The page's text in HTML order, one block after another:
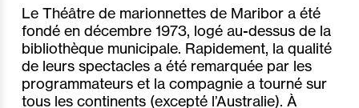
Le Théâtre de marionnettes de Maribor a été
fondé en décembre 1973, logé au-dessus de la
bibliothèque municipale. Rapidement, la qualité
de leurs spectacles a été remarquée par les
programmateurs et la compagnie a tourné sur
tous les continents (excepté l’Australie). À